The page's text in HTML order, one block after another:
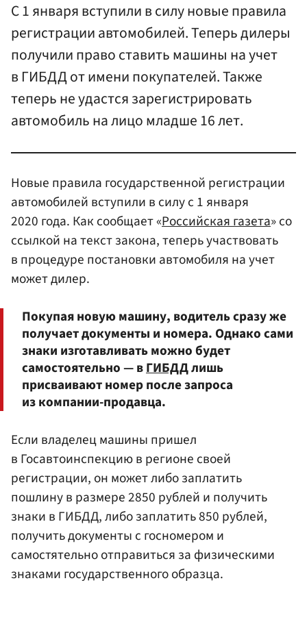
С 1 января вступили в силу новые правила
регистрации автомобилей. Теперь дилеры
получили право ставить машины на учет
в ГИБДД от имени покупателей. Также
теперь не удастся зарегистрировать
автомобиль на лицо младше 16 лет.
Новые правила государственной регистрации
автомобилей вступили в силу с 1 января
2020 года. Как сообщает «Российская газета» со
ссылкой на текст закона, теперь участвовать
в процедуре постановки автомобиля на учет
может дилер.
Покупая новую машину, водитель сразу же
получает документы и номера. Однако сами
знаки изготавливать можно будет
самостоятельно — вГИБДДлишь
присваивают номер после запроса
из компании-продавца.
Если владелец машины пришел
в Госавтоинспекцию в регионе своей
регистрации, он может либо заплатить
пошлину в размере 2850 рублей и получить
знаки в ГИБДД, либо заплатить 850 рублей,
получить документы с госномером и
самостятельно отправиться за физическими
знаками государственного образца.